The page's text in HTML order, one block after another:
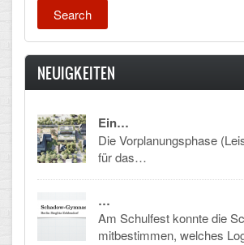
Lernraum Berlin
NEUIGKEITEN
Ein…
Die Vorplanungsphase
für das…
…
Am Schulfest konnte die
mitbestimmen, welches